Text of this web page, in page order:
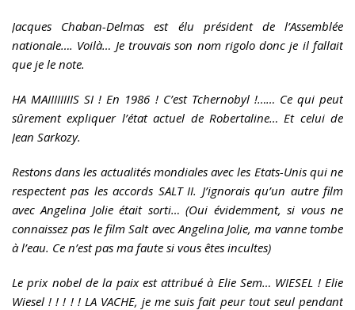
Jacques Chaban-Delmas est élu président de l’Assemblée
nationale…. Voilà… Je trouvais son nom rigolo donc je il fallait
que je le note.
HA MAIIIIIIIIS SI ! En 1986 ! C’est Tchernobyl !…… Ce qui peut
sûrement expliquer l’état actuel de Robertaline… Et celui de
Jean Sarkozy.
Restons dans les actualités mondiales avec les Etats-Unis qui ne
respectent pas les accords SALT II. J’ignorais qu’un autre film
avec Angelina Jolie était sorti… (Oui évidemment, si vous ne
connaissez pas le film Salt avec Angelina Jolie, ma vanne tombe
à l’eau. Ce n’est pas ma faute si vous êtes incultes)
Le prix nobel de la paix est attribué à Elie Sem… WIESEL ! Elie
Wiesel ! ! ! ! ! LA VACHE, je me suis fait peur tout seul pendant